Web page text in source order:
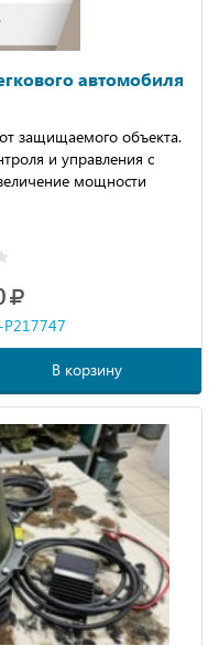
автомобиля
защищаемого объекта.
и управления с
мощности
В корзину